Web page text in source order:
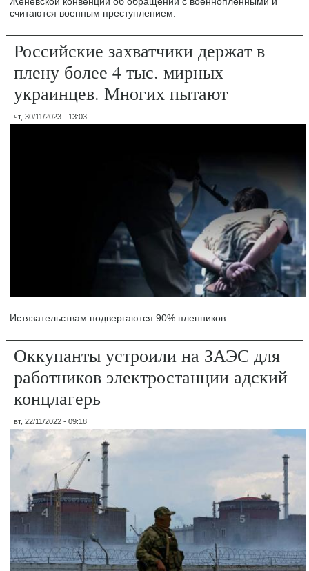
считаются военным преступлением.
Российские захватчики держат в
плену более 4 тыс. мирных
украинцев. Многих пытают
чт, 30/11/2023 - 13:03
Истязательствам подвергаются 90% пленников.
Оккупанты устроили на ЗАЭС для
работников электростанции адский
концлагерь
вт, 22/11/2022 - 09:18